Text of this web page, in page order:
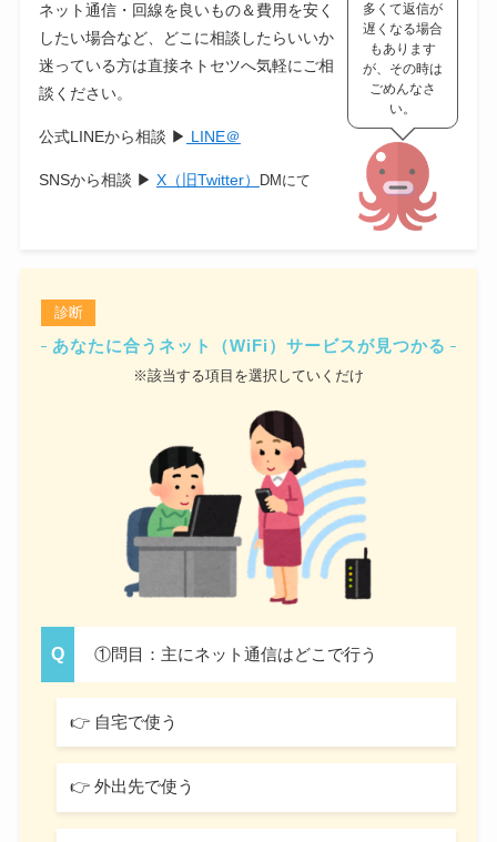
ネット通信・回線を良いもの＆費用を安く
したい場合など、どこに相談したらいいか
迷っている方は直接ネトセツへ気軽にご相
談ください。
公式LINEから相談 ▶ LINE＠
SNSから相談 ▶ X（旧Twitter） DMにて
多くて返信が
遅くなる場合
もあります
が、その時は
ごめんなさ
い。
診断
あなたに合うネット（WiFi）サービスが見つかる
※該当する項目を選択していくだけ
①問目：主にネット通信はどこで行う
👉 自宅で使う
👉 外出先で使う